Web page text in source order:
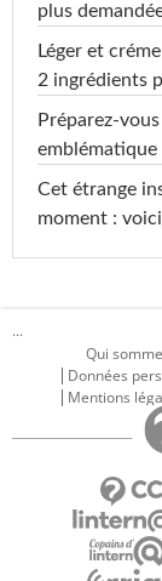
plus
Léger et
2 ingrédients
Préparez-
Cet étrange
moment :
...
Qui
Données
Mentions